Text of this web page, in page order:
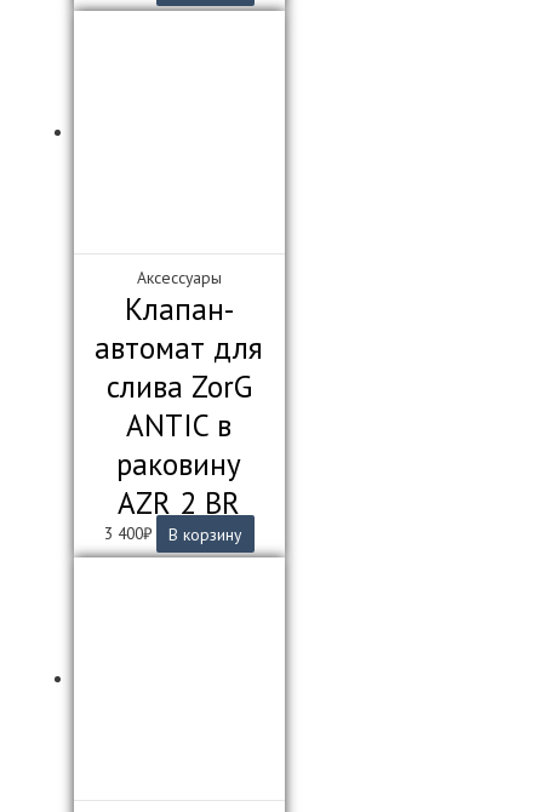
Аксессуары
Клапан-
автомат для
слива ZorG
ANTIC в
раковину
AZR 2 BR
3 400₽ В корзину